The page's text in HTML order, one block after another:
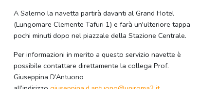
A Salerno la navetta partirà davanti al Grand Hotel
(Lungomare Clemente Tafuri 1) e farà un'ulteriore tappa
pochi minuti dopo nel piazzale della Stazione Centrale.
Per informazioni in merito a questo servizio navette è
possibile contattare direttamente la collega Prof.
Giuseppina D’Antuono